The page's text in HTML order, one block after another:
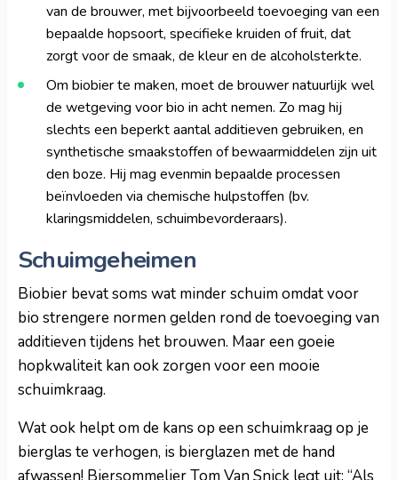
van de brouwer, met bijvoorbeeld toevoeging van een
bepaalde hopsoort, specifieke kruiden of fruit, dat
zorgt voor de smaak, de kleur en de alcoholsterkte.
Om biobier te maken, moet de brouwer natuurlijk wel
de wetgeving voor bio in acht nemen. Zo mag hij
slechts een beperkt aantal additieven gebruiken, en
synthetische smaakstoffen of bewaarmiddelen zijn uit
den boze. Hij mag evenmin bepaalde processen
beïnvloeden via chemische hulpstoffen (bv.
klaringsmiddelen, schuimbevorderaars).
Schuimgeheimen
Biobier bevat soms wat minder schuim omdat voor
bio strengere normen gelden rond de toevoeging van
additieven tijdens het brouwen. Maar een goeie
hopkwaliteit kan ook zorgen voor een mooie
schuimkraag.
Wat ook helpt om de kans op een schuimkraag op je
bierglas te verhogen, is bierglazen met de hand